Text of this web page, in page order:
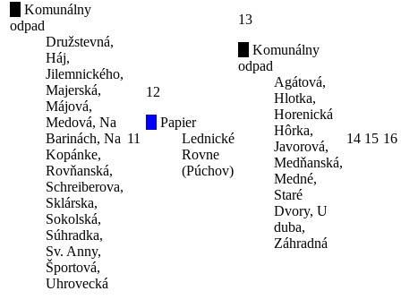
Komunálny
odpad
Družstevná,
Háj,
Jilemnického,
Majerská,
Májová,
Medová, Na
Barinách, Na
Kopánke,
Rovňanská,
Schreiberova,
Sklárska,
Sokolská,
Súhradka,
Sv. Anny,
Športová,
Uhrovecká
11
12
Papier
Lednické
Rovne
(Púchov)
13
Komunálny
odpad
Agátová,
Hlotka,
Horenická
Hôrka,
Javorová,
Medňanská,
Medné,
Staré
Dvory, U
duba,
Záhradná
14 15 16